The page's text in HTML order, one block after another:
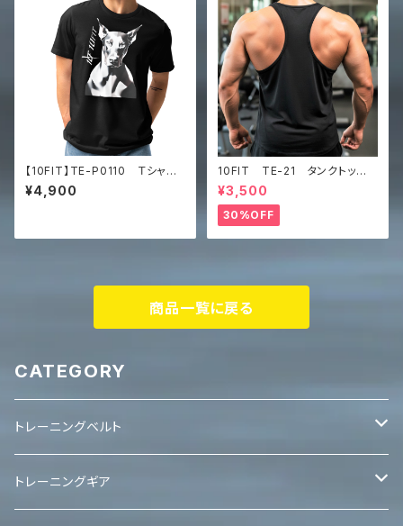
【10FIT】TE-P0110 Ｔシャ
ツ トレーニング 筋トレ
黒 ブラック Unisex staple
¥4,900
10FIT TE-21 タンクトッ
プ ストレッチ トレーニング
筋トレ 黒 TANKTOP
¥3,500
30%OFF
商品一覧に戻る
CATEGORY
トレーニングベルト
レバーベルト
トレーニングギア